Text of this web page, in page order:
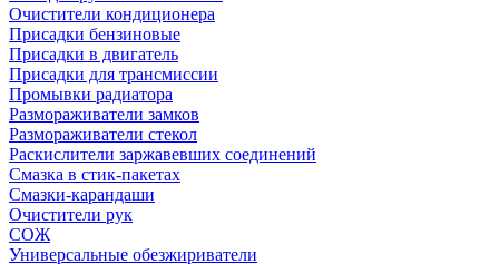
Очистители кондиционера
Присадки бензиновые
Присадки в двигатель
Присадки для трансмиссии
Промывки радиатора
Размораживатели замков
Размораживатели стекол
Раскислители заржавевших соединений
Смазка в стик-пакетах
Смазки-карандаши
Очистители рук
СОЖ
Универсальные обезжириватели